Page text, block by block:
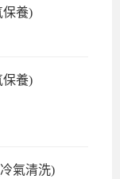
保養)
保養)
氣清洗)